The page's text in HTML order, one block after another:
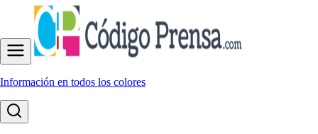
Información en todos los colores